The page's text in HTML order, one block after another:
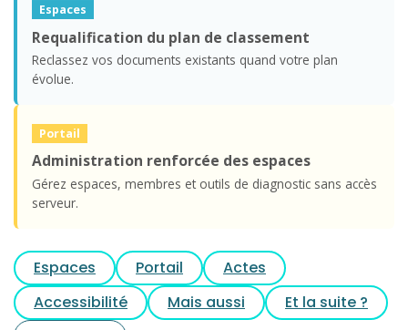
Espaces
Requalification du plan de classement
Reclassez vos documents existants quand votre plan
évolue.
Portail
Administration renforcée des espaces
Gérez espaces, membres et outils de diagnostic sans accès
serveur.
Espaces Portail
Actes
Accessibilité
Mais aussi
Et la suite ?